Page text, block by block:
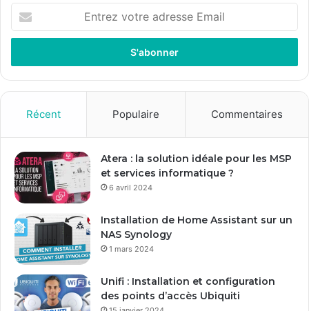
t
e
z
r
e
a
d
s
e
m
a
Récent Populaire Commentaires
Atera : la solution idéale pour les MSP
et services informatique ?
6 avril 2024
Installation de Home Assistant sur un
NAS Synology
1 mars 2024
Unifi : Installation et configuration
des points d’accès Ubiquiti